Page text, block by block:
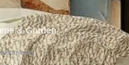
& Garden